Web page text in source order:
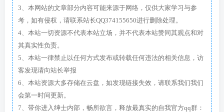
3、本网站的文章部分内容可能来源于网络，仅供大家学习与参
考，如有侵权，请联系站长QQ374155650进行删除处理。
4、本站一切资源不代表本站立场，并不代表本站赞同其观点和对
其真实性负责。
5、本站一律禁止以任何方式发布或转载任何违法的相关信息，访
客发现请向站长举报
6、本站资源大多存储在云盘，如发现链接失效，请联系我们我们
会第一时间更新。
7、带你进入绅士内部，畅所欲言，释放最真实的自我官方qq群：